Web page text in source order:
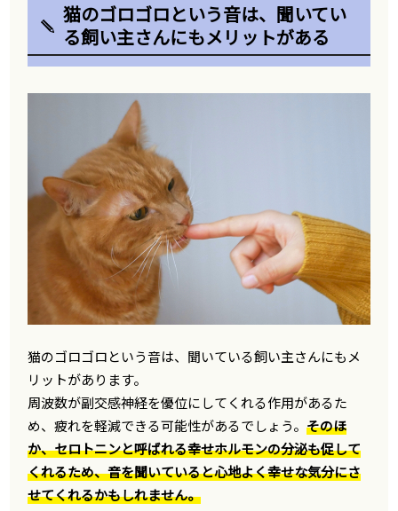
猫のゴロゴロという音は、聞いてい
る飼い主さんにもメリットがある
猫のゴロゴロという音は、聞いている飼い主さんにもメ
リットがあります。
周波数が副交感神経を優位にしてくれる作用があるた
め、疲れを軽減できる可能性があるでしょう。そのほ
か、セロトニンと呼ばれる幸せホルモンの分泌も促して
くれるため、音を聞いていると心地よく幸せな気分にさ
せてくれるかもしれません。